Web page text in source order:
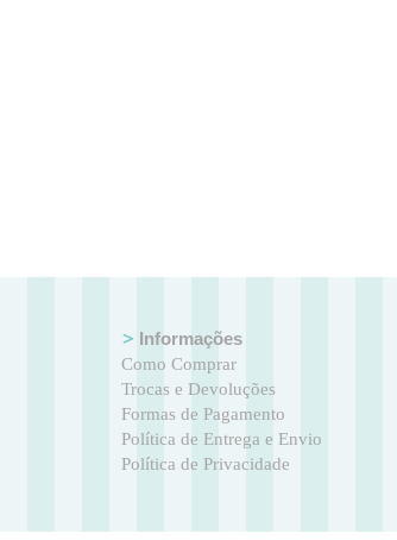
Informações
Como Comprar
Trocas e Devoluções
Formas de Pagamento
Política de Entrega e Envio
Política de Privacidade